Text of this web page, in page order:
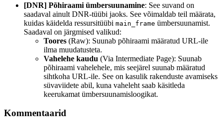
[DNR] Põhiraami ümbersuunamine: See suvand on
saadaval ainult DNR-tüübi jaoks. See võimaldab teil määrata,
kuidas käidelda ressursitüübi main_frame ümbersuunamist.
Saadaval on järgmised valikud:
Toores (Raw): Suunab põhiraami määratud URL-ile
ilma muudatusteta.
Vahelehe kaudu (Via Intermediate Page): Suunab
põhiraami vahelehele, mis seejärel suunab määratud
sihtkoha URL-ile. See on kasulik rakenduste avamiseks
süvaviidete abil, kuna vaheleht saab käsitleda
keerukamat ümbersuunamisloogikat.
Kommentaarid